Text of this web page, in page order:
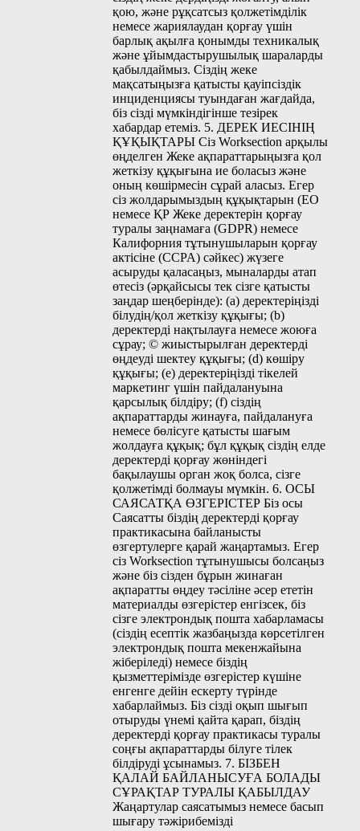
қою, және рұқсатсыз қолжетімділік
немесе жариялаудан қорғау үшін
барлық ақылға қонымды техникалық
және ұйымдастырушылық шараларды
қабылдаймыз. Сіздің жеке
мақсатыңызға қатысты қауіпсіздік
инциденциясы туындаған жағдайда,
біз сізді мүмкіндігінше тезірек
хабардар етеміз. 5. ДЕРЕК ИЕСІНІҢ
ҚҰҚЫҚТАРЫ Сіз Work­sec­tion арқылы
өңделген Жеке ақпараттарыңызға қол
жеткізу құқығына ие боласыз және
оның көшірмесін сұрай аласыз. Егер
сіз жолдарымыздың құқықтарын (ЕО
немесе ҚР Жеке деректерін қорғау
туралы заңнамаға (GDPR) немесе
Калифорния тұтынушыларын қорғау
актісіне (CCPA) сәйкес) жүзеге
асыруды қаласаңыз, мыналарды атап
өтесіз (әрқайсысы тек сізге қатысты
заңдар шеңберінде): (a) деректеріңізді
білудің/қол жеткізу құқығы; (b)
деректерді нақтылауға немесе жоюға
сұрау; © жиыстырылған деректерді
өңдеуді шектеу құқығы; (d) көшіру
құқығы; (e) деректеріңізді тікелей
маркетинг үшін пайдалануына
қарсылық білдіру; (f) сіздің
ақпараттарды жинауға, пайдалануға
немесе бөлісуге қатысты шағым
жолдауға құқық; бұл құқық сіздің елде
деректерді қорғау жөніндегі
бақылаушы орган жоқ болса, сізге
қолжетімді болмауы мүмкін. 6. ОСЫ
САЯСАТҚА ӨЗГЕРІСТЕР Біз осы
Саясатты біздің деректерді қорғау
практикасына байланысты
өзгертулерге қарай жаңартамыз. Егер
сіз Work­sec­tion тұтынушысы болсаңыз
және біз сізден бұрын жинаған
ақпаратты өңдеу тәсіліне әсер ететін
материалды өзгерістер енгізсек, біз
сізге электрондық пошта хабарламасы
(сіздің есептік жазбаңызда көрсетілген
электрондық пошта мекенжайына
жіберіледі) немесе біздің
қызметтерімізде өзгерістер күшіне
енгенге дейін ескерту түрінде
хабарлаймыз. Біз сізді оқып шығып
отыруды үнемі қайта қарап, біздің
деректерді қорғау практикасы туралы
соңғы ақпараттарды білуге тілек
білдіруді ұсынамыз. 7. БІЗБЕН
ҚАЛАЙ БАЙЛАНЫСУҒА БОЛАДЫ
СҰРАҚТАР ТУРАЛЫ ҚАБЫЛДАУ
Жаңартулар саясатымыз немесе басып
шығару тәжірибемізді